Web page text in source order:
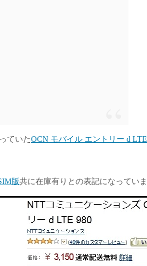
ていたOCN モバイル エントリー d
版共に在庫有りとの表記になっていま